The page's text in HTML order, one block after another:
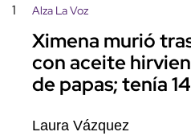
1 Alza La Voz
Ximena murió
con aceite
de papas; tenía
Laura Vázquez